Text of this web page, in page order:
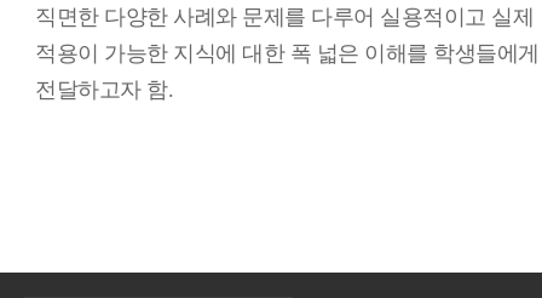
직면한 다양한 사례와 문제를 다루어 실용적이고 실제
적용이 가능한 지식에 대한 폭 넓은 이해를 학생들에게
전달하고자 함.